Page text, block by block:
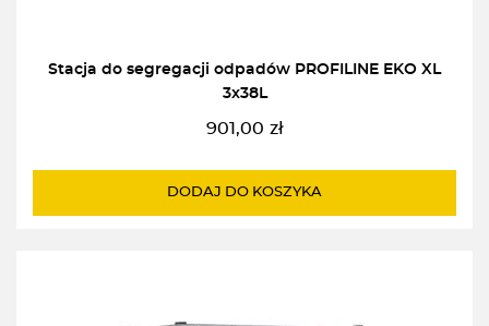
Stacja do segregacji odpadów PROFILINE EKO XL
3x38L
901,00 zł
DODAJ DO KOSZYKA